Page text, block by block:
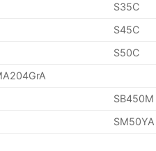
S35C
S45C
S50C
SB450M
SM50YA